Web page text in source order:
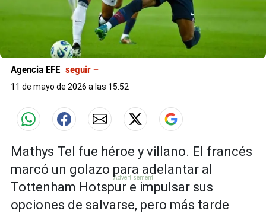
Agencia EFE seguir +
11 de mayo de 2026 a las 15:52
Mathys Tel fue héroe y villano. El francés
marcó un golazo para adelantar al
Tottenham Hotspur e impulsar sus
opciones de salvarse, pero más tarde